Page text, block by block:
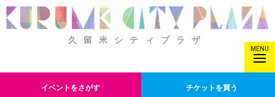
久留米シティプラザ
MENU
イベントをさがす チケットを買う